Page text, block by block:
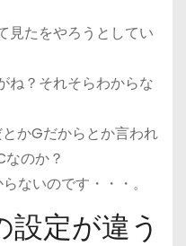
見たをやろうとしてい
ね？それそらわからな
かGだからとか言われ
のか？
ないのです・・・。
設定が違う